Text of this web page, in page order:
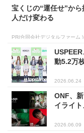
宝くじの“運任せ”から
人だけ変わる
PR(合同会社デジタルファーム )
動5.2万
2026.06.24
ONF、
イライ
2026.06.09